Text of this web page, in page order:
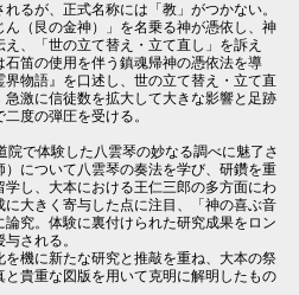
るが、正式名称には「教」がつかない。
（艮の金神）」を名乗る神が憑依し、神
、「世の立て替え・立て直し」を訴え
笛の使用を伴う鎮魂帰神の憑依法を導
界物語』を口述し、世の立て替え・立て直
激に信徒数を拡大して大きな影響と足跡
度の弾圧を受ける。
で体験した八雲琴の妙なる調べに魅了さ
について八雲琴の奏法を学び、研鑽を重
し、大本における王仁三郎の多方面にわ
大きく寄与した点に注目、「神の喜ぶ音
究。体験に裏付けられた研究成果をロン
される。
機に新たな研究と推敲を重ね、大本の祭
貴重な図版を用いて克明に解明したもの